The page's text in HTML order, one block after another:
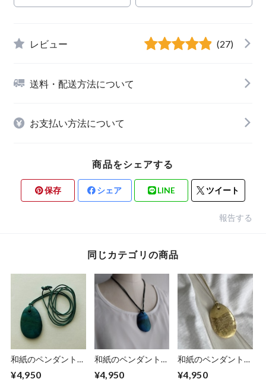
レビュー (27)
送料・配送方法について
お支払い方法について
商品をシェアする
保存 シェア LINE ツイート
報告する
同じカテゴリの商品
和紙のペンダント
¥4,950
和紙のペンダント
¥4,950
和紙のペンダント
¥4,950